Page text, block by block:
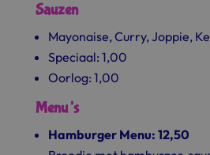
Sauzen
Mayonaise, Curry, Joppie,
Speciaal: 1,00
Oorlog: 1,00
Menu’s
Hamburger Menu: 12,50